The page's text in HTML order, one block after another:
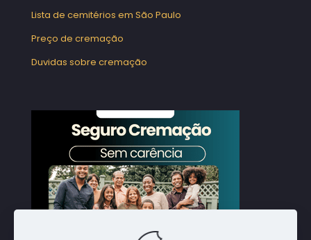
Lista de cemitérios em São Paulo
Preço de cremação
Duvidas sobre cremação